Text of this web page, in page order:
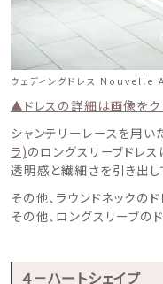
ウェディングドレス
▲ドレスの詳細は画像をク
シャンテリーレースを用い
ラ)のロングスリーブドレ
透明感と繊細さを引き出し
その他、ラウンドネックの
その他、ロングスリーブの
４－ハートシェイプ